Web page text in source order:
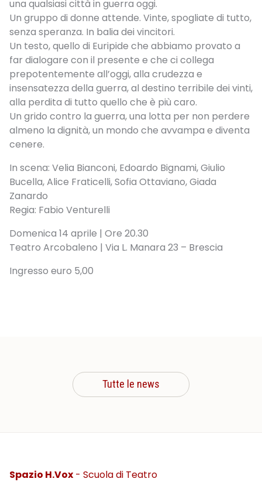
una qualsiasi città in guerra oggi.
Un gruppo di donne attende. Vinte, spogliate di tutto,
senza speranza. In balia dei vincitori.
Un testo, quello di Euripide che abbiamo provato a
far dialogare con il presente e che ci collega
prepotentemente all’oggi, alla crudezza e
insensatezza della guerra, al destino terribile dei vinti,
alla perdita di tutto quello che è più caro.
Un grido contro la guerra, una lotta per non perdere
almeno la dignità, un mondo che avvampa e diventa
cenere.
In scena: Velia Bianconi, Edoardo Bignami, Giulio
Bucella, Alice Fraticelli, Sofia Ottaviano, Giada
Zanardo
Regia: Fabio Venturelli
Domenica 14 aprile | Ore 20.30
Teatro Arcobaleno | Via L. Manara 23 – Brescia
Ingresso euro 5,00
Tutte le news
Spazio H.Vox - Scuola di Teatro